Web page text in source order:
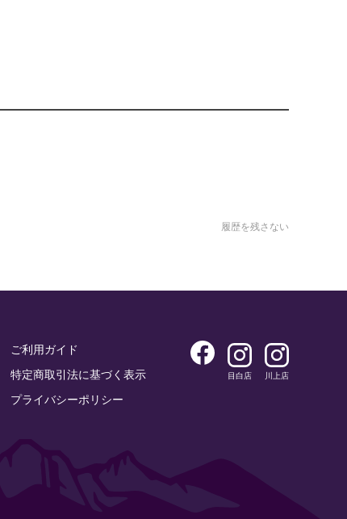
履歴を残さない
ご利用ガイド
特定商取引法に基づく表示
プライバシーポリシー
目白店 川上店